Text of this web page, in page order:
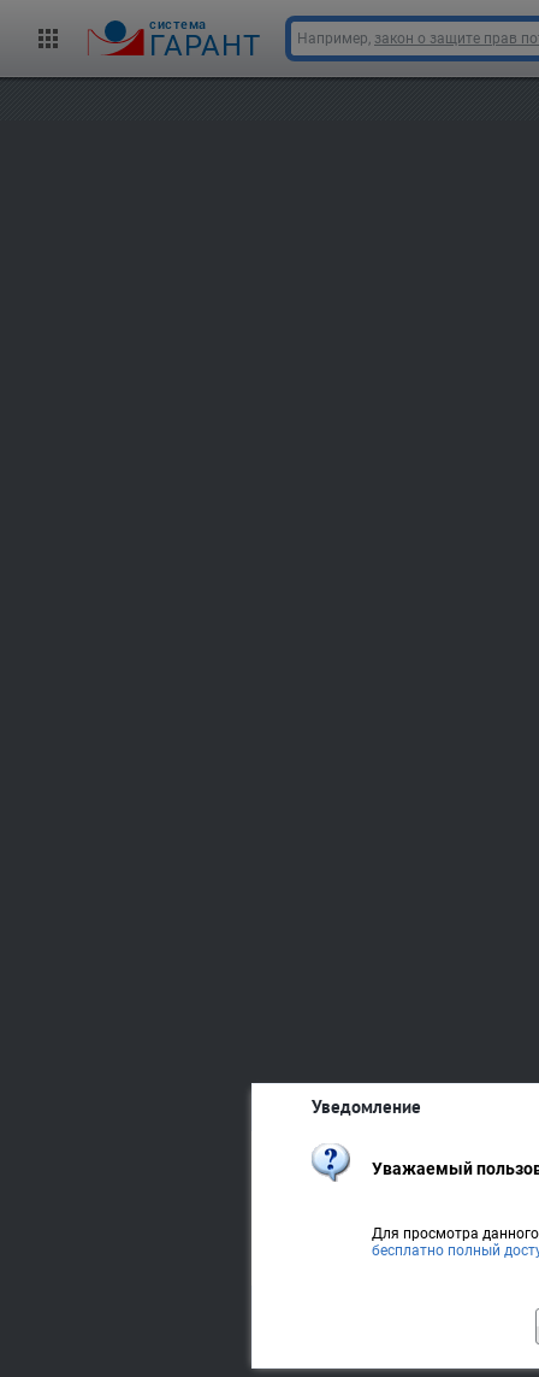
cистема
ГАРАНТ Например, закон о защите прав
Уведомление
Уважаемый
Для просмотра
бесплатно полный